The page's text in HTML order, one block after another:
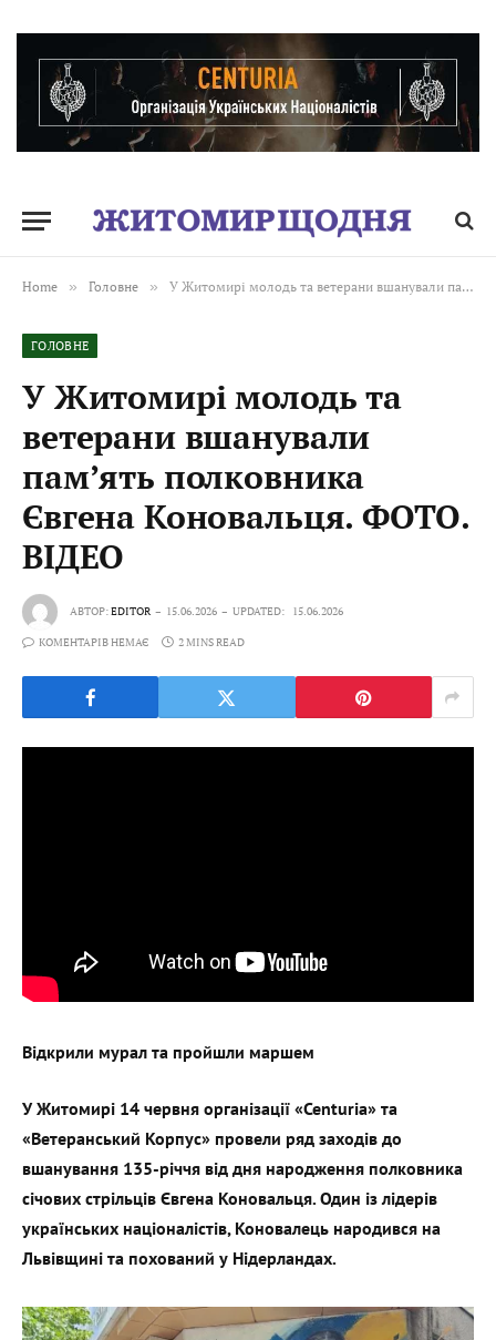
Home » Головне » У Житомирі молодь та ветерани вшанували пам’ять полковника Євгена Коновальця. ФОТО. ВІДЕО
ГОЛОВНЕ
У Житомирі молодь та
ветерани вшанували
пам’ять полковника
Євгена Коновальця. ФОТО.
ВІДЕО
АВТОР:EDITOR 15.06.2026 UPDATED: 15.06.2026
КОМЕНТАРІВ НЕМАЄ 2 MINS READ
Відкрили мурал та пройшли маршем
У Житомирі 14 червня організації «Centuria» та
«Ветеранський Корпус» провели ряд заходів до
вшанування 135-річчя від дня народження полковника
січових стрільців Євгена Коновальця. Один із лідерів
українських націоналістів, Коновалець народився на
Львівщині та похований у Нідерландах.